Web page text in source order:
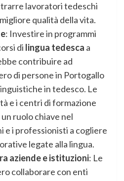
lavoratori tedeschi
qualità della vita.
: Investire in programmi
di lingua tedesca a
contribuire ad
di persone in Portogallo
in tedesco. Le
e i centri di formazione
ruolo chiave nel
e i professionisti a cogliere
legate alla lingua.
aziende e istituzioni: Le
collaborare con enti